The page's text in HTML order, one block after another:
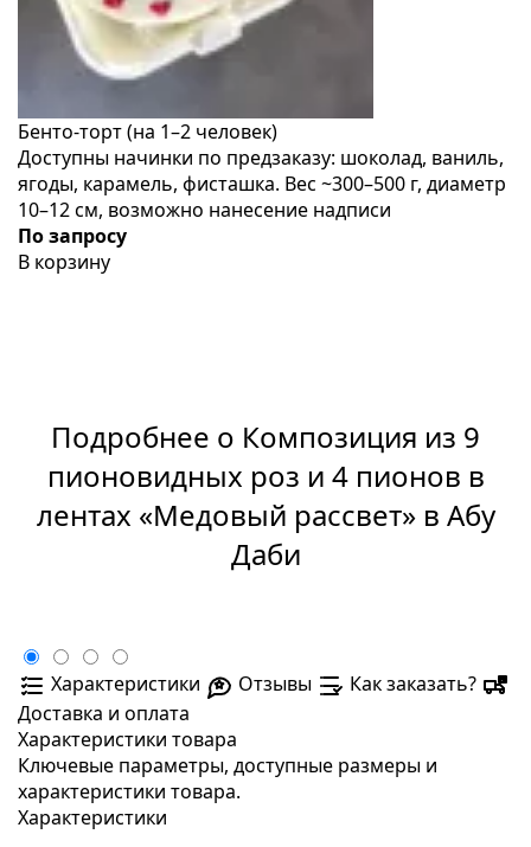
Бенто-торт (на 1–2 человек)
Доступны начинки по предзаказу: шоколад, ваниль,
ягоды, карамель, фисташка. Вес ~300–500 г, диаметр
10–12 см, возможно нанесение надписи
По запросу
В корзину
Подробнее о Композиция из 9
пионовидных роз и 4 пионов в
лентах «Медовый рассвет» в Абу
Даби
Характеристики Отзывы
Как заказать?
Доставка и оплата
Характеристики товара
Ключевые параметры, доступные размеры и
характеристики товара.
Характеристики